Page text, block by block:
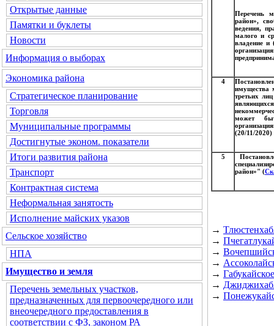
Открытые данные
Памятки и буклеты
Новости
Информация о выборах
Экономика района
Стратегическое планирование
Торговля
Муниципальные программы
Достигнутые эконом. показатели
Итоги развития района
Транспорт
Контрактная система
Неформальная занятость
Исполнение майских указов
Сельское хозяйство
НПА
Имущество и земля
Перечень земельных участков,
предназначенных для первоочередного или
внеочередного предоставления в
соответствии с ФЗ, законом РА
Перечень
район»,
ведения,
малого и
владение и
4
имущества
третьих
может
(20/11/2020)
5
район»" (
→
→
→
→
→
→
→